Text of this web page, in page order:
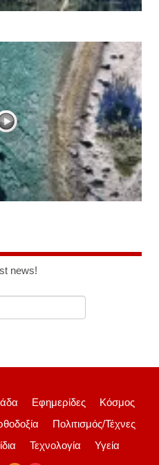
news!
Εφημερίδες
Κόσμος
Πολιτισμός/Τέχνες
Τεχνολογία Υγεία